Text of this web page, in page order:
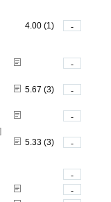
4.00 (1)
-
-
5.67 (3)
-
-
5.33 (3) -
-
-